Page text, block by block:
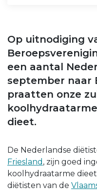
Op uitnodiging
een aantal
september naar
praatten onze
dieet.
De Nederlandse
Friesland , zijn goed
koolhydraatarme
diëtisten van de